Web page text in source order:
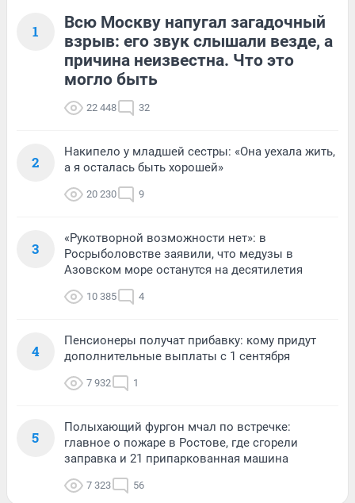
1
Всю Москву напугал загадочный
взрыв: его звук слышали везде, а
причина неизвестна. Что это
могло быть
22 448 32
2
Накипело у младшей сестры: «Она уехала жить,
а я осталась быть хорошей»
20 230 9
3
«Рукотворной возможности нет»: в
Росрыболовстве заявили, что медузы в
Азовском море останутся на десятилетия
10 385 4
4
Пенсионеры получат прибавку: кому придут
дополнительные выплаты с 1 сентября
7 932 1
5
Полыхающий фургон мчал по встречке:
главное о пожаре в Ростове, где сгорели
заправка и 21 припаркованная машина
7 323 56